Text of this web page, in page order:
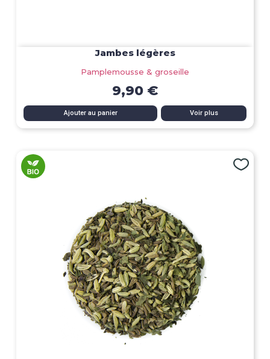
Jambes légères
Pamplemousse & groseille
9,90 €
Ajouter au panier Voir plus